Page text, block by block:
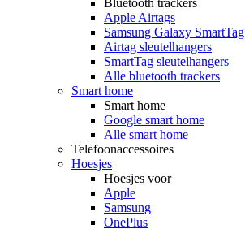
Bluetooth trackers
Apple Airtags
Samsung Galaxy SmartTag
Airtag sleutelhangers
SmartTag sleutelhangers
Alle bluetooth trackers
Smart home
Smart home
Google smart home
Alle smart home
Telefoonaccessoires
Hoesjes
Hoesjes voor
Apple
Samsung
OnePlus